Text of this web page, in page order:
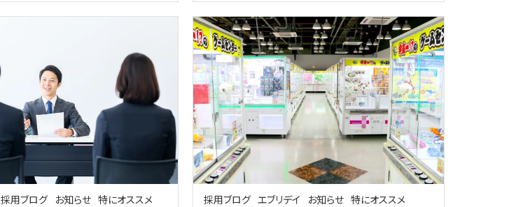
採用ブログ お知らせ 特にオススメ
採用ブログ エブリデイ お知らせ 特にオススメ